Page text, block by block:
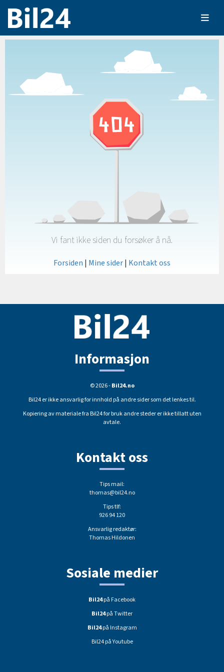
Vi fant ikke siden du forsøker å nå.
Forsiden | Mine sider| Kontakt oss
Informasjon
© 2026 -Bil24.no
Bil24 er ikke ansvarlig for innhold på andre sider som det lenkes til.
Kopiering av materiale fra Bil24 for bruk andre steder er ikke tillatt uten
avtale.
Kontakt oss
Tips mail:
thomas@bil24.no
Tips tlf:
926 94 120
Ansvarlig redaktør:
Thomas Hildonen
Sosiale medier
Bil24på Facebook
Bil24på Twitter
Bil24på Instagram
Bil24 på Youtube